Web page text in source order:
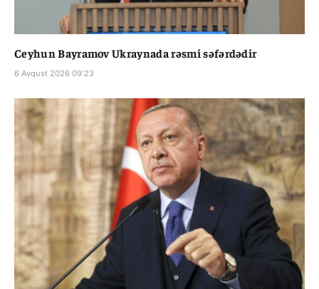
Ceyhun Bayramov Ukraynada rəsmi səfərdədir
6 Avqust 2026 09:23